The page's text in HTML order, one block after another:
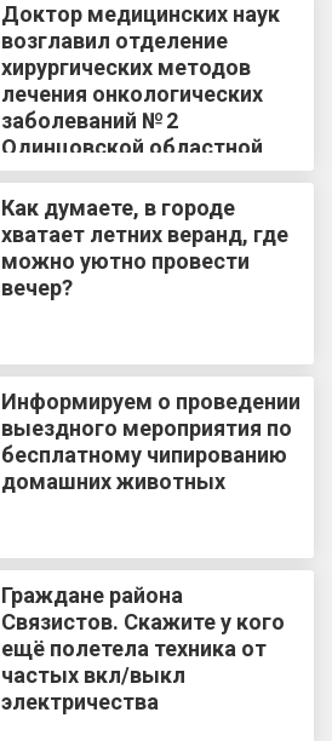
Доктор медицинских наук
возглавил отделение
хирургических методов
лечения онкологических
заболеваний № 2
Одинцовской областной
больницы
Как думаете, в городе
хватает летних веранд, где
можно уютно провести
вечер?
Информируем о проведении
выездного мероприятия по
бесплатному чипированию
домашних животных
Граждане района
Связистов. Скажите у кого
ещё полетела техника от
частых вкл/выкл
электричества